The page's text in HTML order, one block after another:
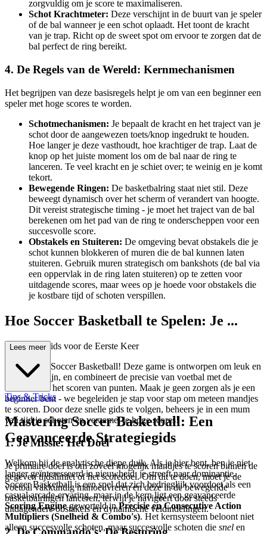
zorgvuldig om je score te maximaliseren.
Schot Krachtmeter: Deze verschijnt in de buurt van je speler
of de bal wanneer je een schot oplaadt. Het toont de kracht
van je trap. Richt op de sweet spot om ervoor te zorgen dat de
bal perfect de ring bereikt.
4. De Regels van de Wereld: Kernmechanismen
Het begrijpen van deze basisregels helpt je om van een beginner een
speler met hoge scores te worden.
Schotmechanismen: Je bepaalt de kracht en het traject van je
schot door de aangewezen toets/knop ingedrukt te houden.
Hoe langer je deze vasthoudt, hoe krachtiger de trap. Laat de
knop op het juiste moment los om de bal naar de ring te
lanceren. Te veel kracht en je schiet over; te weinig en je komt
tekort.
Bewegende Ringen: De basketbalring staat niet stil. Deze
beweegt dynamisch over het scherm of verandert van hoogte.
Dit vereist strategische timing - je moet het traject van de bal
berekenen om het pad van de ring te onderscheppen voor een
succesvolle score.
Obstakels en Stuiteren: De omgeving bevat obstakels die je
schot kunnen blokkeren of muren die de bal kunnen laten
stuiteren. Gebruik muren strategisch om bankshots (de bal via
een oppervlak in de ring laten stuiteren) op te zetten voor
uitdagende scores, maar wees op je hoede voor obstakels die
je kostbare tijd of schoten verspillen.
Hoe Soccer Basketball te Spelen: Je ...
Complete Gids voor de Eerste Keer
Welkom bij Soccer Basketball! Deze game is ontworpen om leuk en
intuïtief te zijn, en combineert de precisie van voetbal met de
sensatie van het scoren van punten. Maak je geen zorgen als je een
beginner bent - we begeleiden je stap voor stap om meteen mandjes
te scoren. Door deze snelle gids te volgen, beheers je in een mum
van tijd je schoten en verzamel je hoge scores!
1. Je Missie: Het Doel
Je primaire doel is om zoveel mogelijk mandjes te scoren binnen de
gegeven tijdslimiet of het scoredoel. Om dit te doen, moet je de
voetbal vakkundig manoeuvreren en deze in de bewegende
basketbalringen lanceren, terwijl je navigeert door steeds
uitdagendere obstakels en dynamische veldindelingen.
Lees meer
Tips & Tricks
Mastering Soccer Basketball: Een
Geavanceerde Strategiegids
Welkom bij de analytische diepe duik. Als je hier bent, ben je niet
langer geïnteresseerd in nieuwheid; je streeft naar dominantie.
Soccer Basketball is een spel dat zich bedrieglijk voordoet als een
casual arcade-ervaring, maar in de kern ligt een geavanceerde
Scoring Enginegeworteld inPrecisie en Consecutive Action
Multipliers (Snelheid & Combo's). Het kernsysteem beloont niet
alleen succesvolle schoten, maar succesvolle schoten die snel en